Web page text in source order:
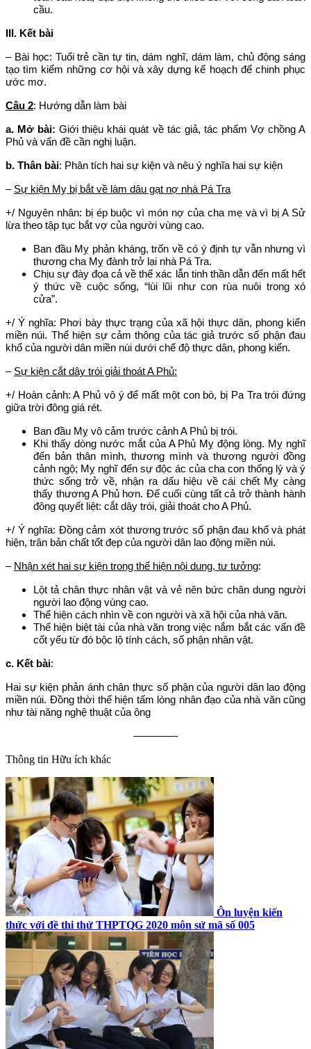
cầu.
III. Kết bài
– Bài học: Tuổi trẻ cần tự tin, dám nghĩ, dám làm, chủ động sáng
tạo tìm kiếm những cơ hội và xây dựng kế hoạch để chinh phục
ước mơ.
Câu 2: Hướng dẫn làm bài
a. Mở bài: Giới thiệu khái quát về tác giả, tác phẩm Vợ chồng A
Phủ và vấn đề cần nghị luận.
b. Thân bài: Phân tích hai sự kiện và nêu ý nghĩa hai sự kiện
– Sự kiện Mỵ bị bắt về làm dâu gạt nợ nhà Pá Tra
+/ Nguyên nhân: bị ép buộc vì món nợ của cha mẹ và vì bị A Sử
lừa theo tập tục bắt vợ của người vùng cao.
Ban đầu Mỵ phản kháng, trốn về có ý định tự vẫn nhưng vì
thương cha Mỵ đành trở lại nhà Pá Tra.
Chịu sự đày đọa cả về thể xác lẫn tinh thần dẫn đến mất hết
ý thức về cuộc sống, “lùi lũi như con rùa nuôi trong xó
cửa”.
+/ Ý nghĩa: Phơi bày thực trạng của xã hội thực dân, phong kiến
miền núi. Thể hiện sự cảm thông của tác giả trước số phận đau
khổ của người dân miền núi dưới chế độ thực dân, phong kiến.
– Sự kiện cắt dây trói giải thoát A Phủ:
+/ Hoàn cảnh: A Phủ vô ý để mất một con bò, bị Pa Tra trói đứng
giữa trời đông giá rét.
Ban đầu Mỵ vô cảm trước cảnh A Phủ bị trói.
Khi thấy dòng nước mắt của A Phủ Mỵ động lòng. Mỵ nghĩ
đến bản thân mình, thương mình và thương người đồng
cảnh ngộ; Mỵ nghĩ đến sự độc ác của cha con thống lý và ý
thức sống trở về, nhận ra dấu hiệu về cái chết Mỵ càng
thấy thương A Phủ hơn. Để cuối cùng tất cả trở thành hành
đông quyết liệt: cắt dây trói, giải thoát cho A Phủ.
+/ Ý nghĩa: Đồng cảm xót thương trước số phận đau khổ và phát
hiện, trân bản chất tốt đẹp của người dân lao động miền núi.
– Nhận xét hai sự kiện trong thể hiện nội dung, tư tưởng:
Lột tả chân thực nhân vật và vẻ nên bức chân dung người
người lao động vùng cao.
Thể hiện cách nhìn về con người và xã hội của nhà văn.
Thể hiện biệt tài của nhà văn trong việc nắm bắt các vấn đề
cốt yếu từ đó bộc lộ tính cách, số phận nhân vật.
c. Kết bài:
Hai sự kiện phản ánh chân thực số phận của người dân lao động
miền núi. Đồng thời thể hiện tấm lòng nhân đạo của nhà văn cũng
như tài năng nghệ thuật của ông
————-
Thông tin Hữu ích khác
Ôn luyện kiến
thức với đề thi thử THPTQG 2020 môn sử mã số 005